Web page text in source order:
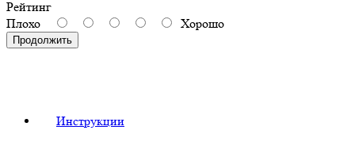
Рейтинг
Плохо
Хорошо
Продолжить
Инструкции